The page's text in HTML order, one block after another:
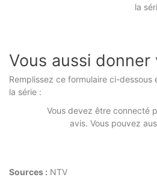
la
Vous aussi donner
Remplissez ce formulaire ci-
la série :
Vous devez être connecté
avis. Vous pouvez
Sources : NTV